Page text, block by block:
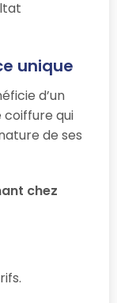
unique
d’un
coiffure qui
de ses
chez